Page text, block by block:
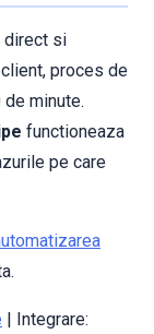
direct si
proces de
minute.
functioneaza
pe care
| Integrare: